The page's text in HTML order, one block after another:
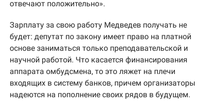
отвечают положительно».
Зарплату за свою работу Медведев получать не
будет: депутат по закону имеет право на платной
основе заниматься только преподавательской и
научной работой. Что касается финансирования
аппарата омбудсмена, то это ляжет на плечи
входящих в систему банков, причем организаторы
надеются на пополнение своих рядов в будущем.